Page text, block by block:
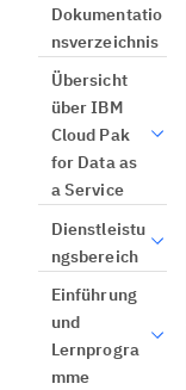
Dokumentatio
nsverzeichnis
Übersicht
über IBM
Cloud Pak
for Data as
a Service
Dienstleistu
ngsbereich
Einführung
und
Lernprogra
mme